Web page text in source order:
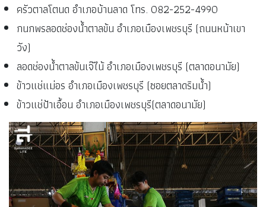
ครัวตาลโตนด อำเภอบ้านลาด โทร. 082-252-4990
กนกพรลอดช่องน้ำตาลข้น อำเภอเมืองเพชรบุรี (ถนนหน้าเขา
วัง)
ลอดช่องน้ำตาลข้นเจ๊ไน้ อำเภอเมืองเพชรบุรี (ตลาดอนามัย)
ข้าวแช่แม่อร อำเภอเมืองเพชรบุรี (ซอยตลาดริมน้ำ)
ข้าวแช่ป้าเอื้อน อำเภอเมืองเพชรบุรี(ตลาดอนามัย)